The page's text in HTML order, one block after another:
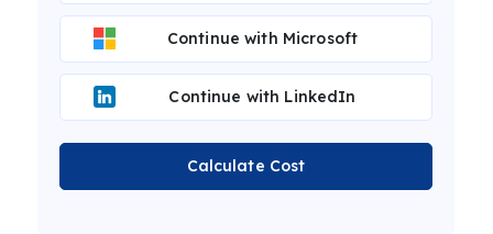
Continue with Microsoft
Continue with LinkedIn
Calculate Cost